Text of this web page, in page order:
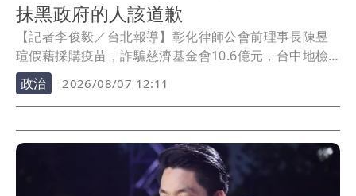
抹黑政府的人該道歉
【記者李俊毅／台北報導】彰化律師公會前理事長陳昱
瑄假藉採購疫苗，詐騙慈濟基金會10.6億元，台中地檢
署6日起訴陳昱瑄等17人。對此，現任行政院政委的陳時
中今（7）日出席活動被問到當初輿論攻擊擋慈濟買疫
苗，他受訪時表示，現在真相已經大白，當初做出不實
指控的人應該向社會道歉。
政治 2026/08/07 12:11